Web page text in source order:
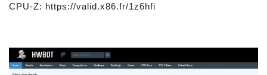
CPU-Z: https://valid.x86.fr/1z6hfi